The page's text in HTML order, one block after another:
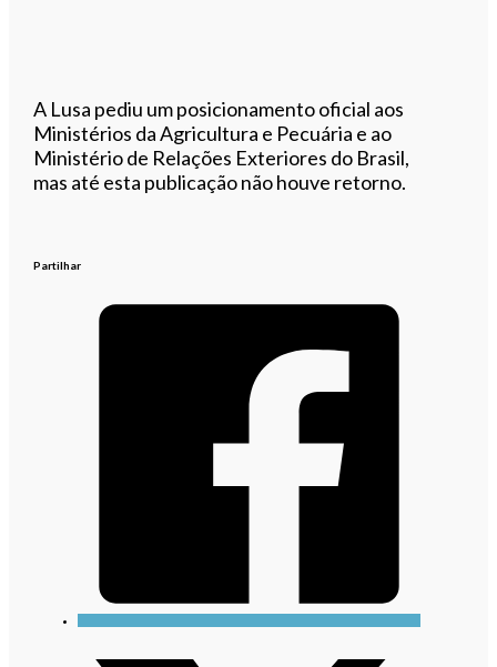
A Lusa pediu um posicionamento oficial aos
Ministérios da Agricultura e Pecuária e ao
Ministério de Relações Exteriores do Brasil,
mas até esta publicação não houve retorno.
Partilhar